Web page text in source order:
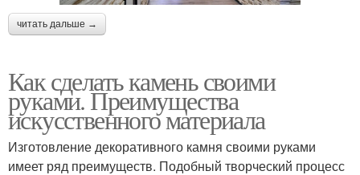
читать дальше →
Как сделать камень своими
руками. Преимущества
искусственного материала
Изготовление декоративного камня своими руками
имеет ряд преимуществ. Подобный творческий процесс